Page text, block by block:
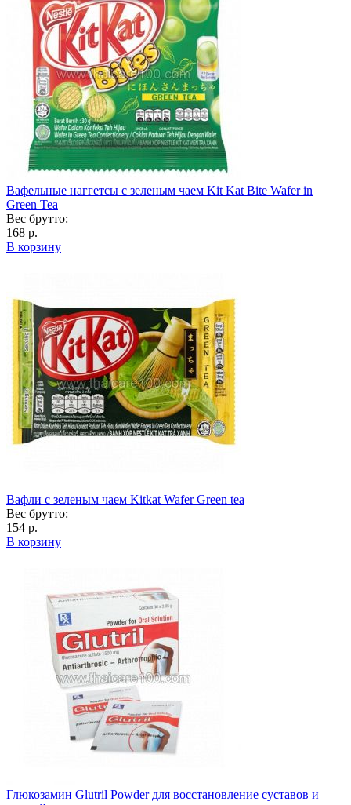
Вафельные наггетсы с зеленым чаем Kit Kat Bite Wafer in
Green Tea
Вес брутто:
168 р.
В корзину
Вафли с зеленым чаем Kitkat Wafer Green tea
Вес брутто:
154 р.
В корзину
Глюкозамин Glutril Powder для восстановление суставов и